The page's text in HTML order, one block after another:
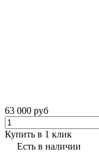
63 000 руб
Купить в 1 клик
Есть в наличии